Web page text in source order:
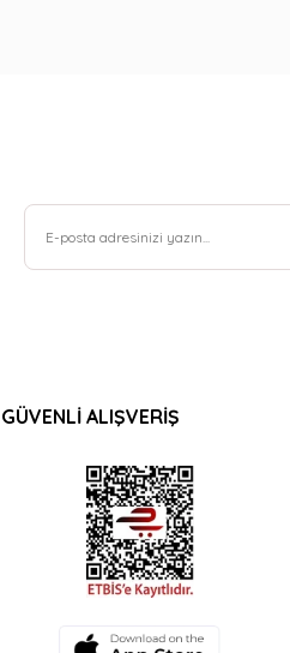
GÜVENLİ ALIŞVERİŞ